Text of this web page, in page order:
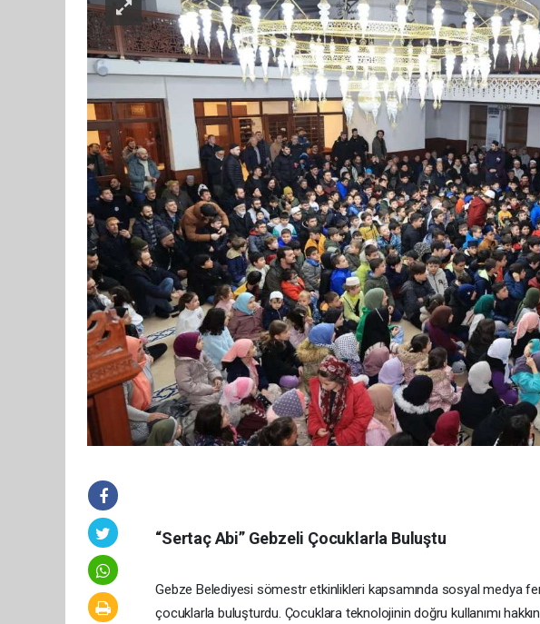
“Sertaç Abi” Gebzeli Çocuklarla Buluştu
Gebze Belediyesi sömestr etkinlikleri kapsamında sosyal medya
çocuklarla buluşturdu. Çocuklara teknolojinin doğru kullanımı